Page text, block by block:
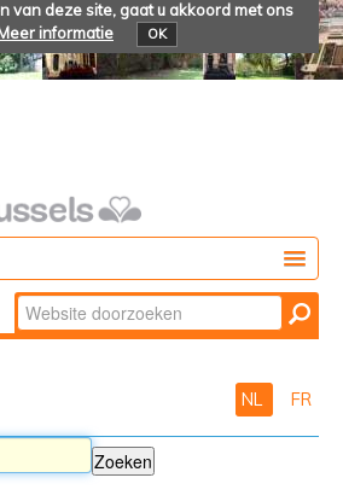
van deze site, gaat u akkoord met ons
informatie OK
Zoek
Geavanceerd
NL FR